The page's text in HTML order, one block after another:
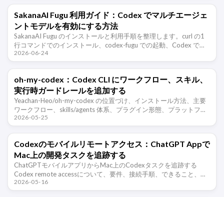
SakanaAI Fugu 利用ガイド：Codex でマルチエージェ
ントモデルを有効にする方法
SakanaAI Fugu のインストールと利用手順を整理します。curl の1
行コマンドでのインストール、codex-fugu での起動、Codex で
Fugu に任せやすい開発タスクと注意点をま …
2026-06-24
oh-my-codex：Codex CLI にワークフロー、スキル、
実行時ガードレールを追加する
Yeachan-Heo/oh-my-codex の位置づけ、インストール方法、主要
ワークフロー、skills/agents 体系、プラグイン形態、プラットフォ
ーム上の注意点、使いどころを整理する …
2026-05-25
Codexのモバイルリモートアクセス：ChatGPT Appで
Mac上の開発タスクを追跡する
ChatGPTモバイルアプリからMac上のCodexタスクを追跡する
Codex remote accessについて、要件、接続手順、できること、制
限、トラブルシューティングを整理します。
2026-05-16